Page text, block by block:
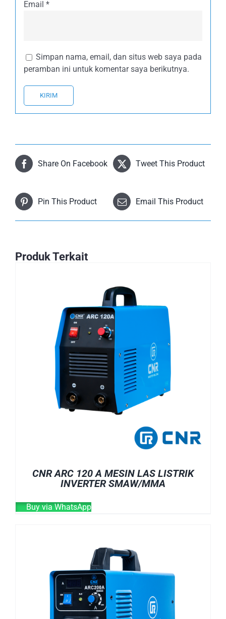
Email *
Simpan nama, email, dan situs web saya pada
peramban ini untuk komentar saya berikutnya.
Share On Facebook Tweet This Product
Pin This Product Email This Product
Produk Terkait
CNR ARC 120 A MESIN LAS LISTRIK
INVERTER SMAW/MMA
Buy via WhatsApp